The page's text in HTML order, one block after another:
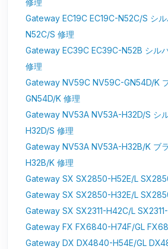
修理
Gateway EC19C EC19C-N52C/S シ
N52C/S 修理
Gateway EC39C EC39C-N52B シル
修理
Gateway NV59C NV59C-GN54D/K
GN54D/K 修理
Gateway NV53A NV53A-H32D/S シ
H32D/S 修理
Gateway NV53A NV53A-H32B/K ブ
H32B/K 修理
Gateway SX SX2850-H52E/L
Gateway SX SX2850-H32E/L
Gateway SX SX2311-H42C/L
Gateway FX FX6840-H74F/GL
Gateway DX DX4840-H54E/GL